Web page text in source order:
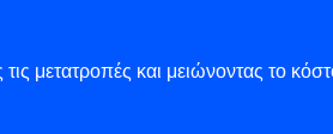
μετατροπές και μειώνοντας το